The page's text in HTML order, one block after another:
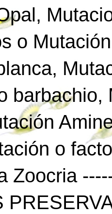
o
o
Zoocria